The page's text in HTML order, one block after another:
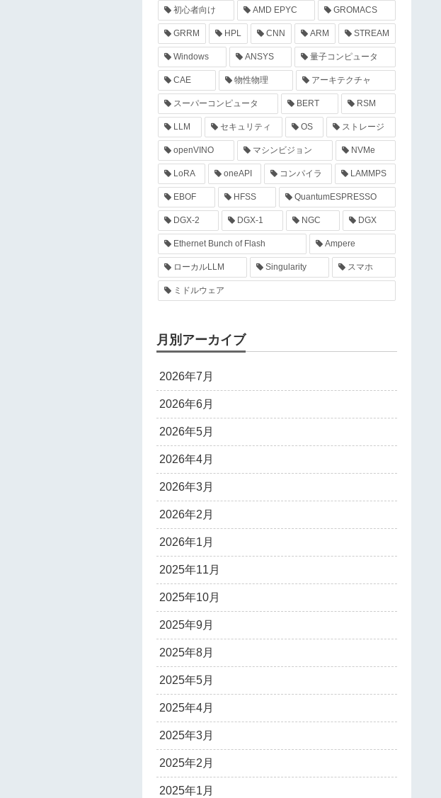
初心者向け AMD EPYC GROMACS
GRRM HPL CNN ARM STREAM
Windows ANSYS 量子コンピュータ
CAE 物性物理 アーキテクチャ
スーパーコンピュータ BERT RSM
LLM セキュリティ OS ストレージ
openVINO マシンビジョン NVMe
LoRA oneAPI コンパイラ LAMMPS
EBOF HFSS QuantumESPRESSO
DGX-2 DGX-1 NGC DGX
Ethernet Bunch of Flash Ampere
ローカルLLM Singularity スマホ
ミドルウェア
月別アーカイブ
2026年7月
2026年6月
2026年5月
2026年4月
2026年3月
2026年2月
2026年1月
2025年11月
2025年10月
2025年9月
2025年8月
2025年5月
2025年4月
2025年3月
2025年2月
2025年1月